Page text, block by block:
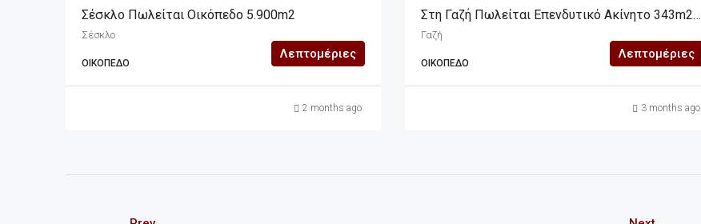
Σέσκλο Πωλείται Οικόπεδο 5.900m2
Σέσκλο
ΟΙΚΌΠΕΔΟ
Λεπτομέριες
2 months ago
Στη Γαζή Πωλείται Επενδυτικό Ακίνητο 343m2 (οικόπεδο), Διαμπερές
Γαζή
ΟΙΚΌΠΕΔΟ
Λεπτομέριες
3 months ago